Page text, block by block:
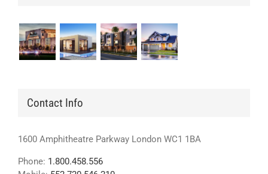
Contact Info
1600 Amphitheatre Parkway London WC1 1BA
Phone: 1.800.458.556